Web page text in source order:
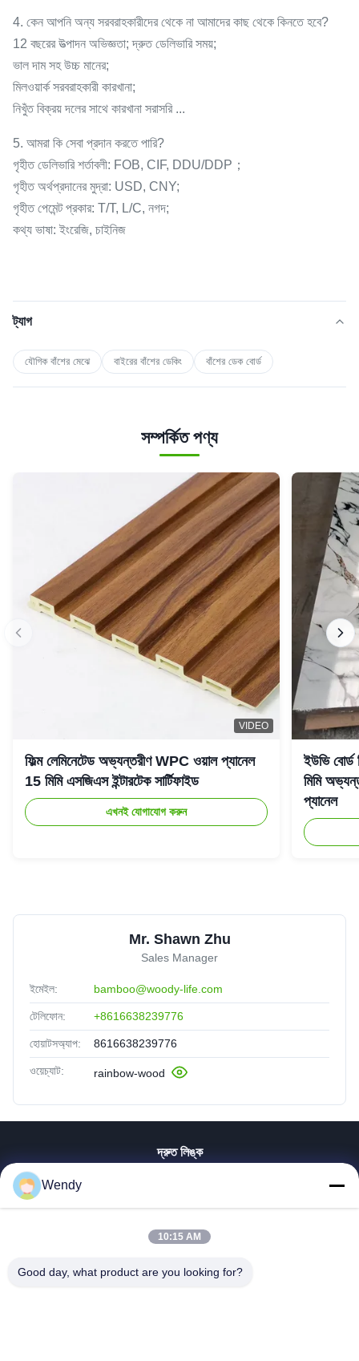
4. কেন আপনি অন্য সরবরাহকারীদের থেকে না আমাদের কাছ থেকে কিনতে হবে?
12 বছরের উত্পাদন অভিজ্ঞতা; দ্রুত ডেলিভারি সময়;
ভাল দাম সহ উচ্চ মানের;
মিলওয়ার্ক সরবরাহকারী কারখানা;
নিখুঁত বিক্রয় দলের সাথে কারখানা সরাসরি ...
5. আমরা কি সেবা প্রদান করতে পারি?
গৃহীত ডেলিভারি শর্তাবলী: FOB, CIF, DDU/DDP；
গৃহীত অর্থপ্রদানের মুদ্রা: USD, CNY;
গৃহীত পেমেন্ট প্রকার: T/T, L/C, নগদ;
কথ্য ভাষা: ইংরেজি, চাইনিজ
ট্যাগ
যৌগিক বাঁশের মেঝে বাইরের বাঁশের ডেকিং বাঁশের ডেক বোর্ড
সম্পর্কিত পণ্য
VIDEO
ফিল্ম লেমিনেটেড অভ্যন্তরীণ WPC ওয়াল প্যানেল
15 মিমি এসজিএস ইন্টারটেক সার্টিফাইড
এখনই যোগাযোগ করুন
ইউভি
মিমি
প্যানেল
Mr. Shawn Zhu
Sales Manager
ইমেইল: bamboo@woody-life.com
টেলিফোন: +8616638239776
হোয়াটসঅ্যাপ: 8616638239776
ওয়েচ্যাট: rainbow-wood
দ্রুত লিঙ্ক
ভিআর শো
Wendy
10:15 AM
Good day, what product are you looking for?